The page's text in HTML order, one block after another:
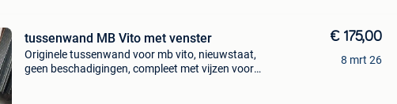
tussenwand MB Vito met venster
Originele tussenwand voor mb vito, nieuwstaat,
geen beschadigingen, compleet met vijzen voor
€ 175,00
8 mrt 26